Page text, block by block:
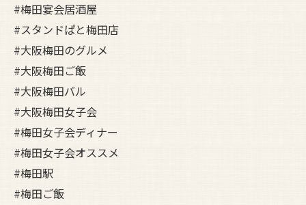
#梅田宴会居酒屋
#スタンドぱと梅田店
#大阪梅田のグルメ
#大阪梅田ご飯
#大阪梅田バル
#大阪梅田女子会
#梅田女子会ディナー
#梅田女子会オススメ
#梅田駅
#梅田ご飯